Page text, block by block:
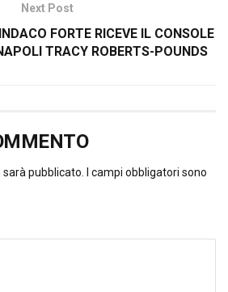
Next Post
FORTE RICEVE IL CONSOLE
TRACY ROBERTS-POUNDS
sarà pubblicato.
I campi obbligatori sono